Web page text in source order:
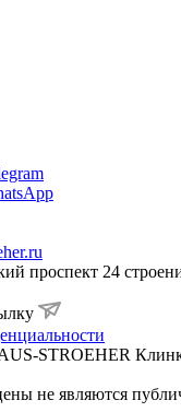
проспект 24
STROEHER
не являются